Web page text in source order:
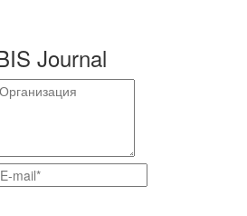
Journal